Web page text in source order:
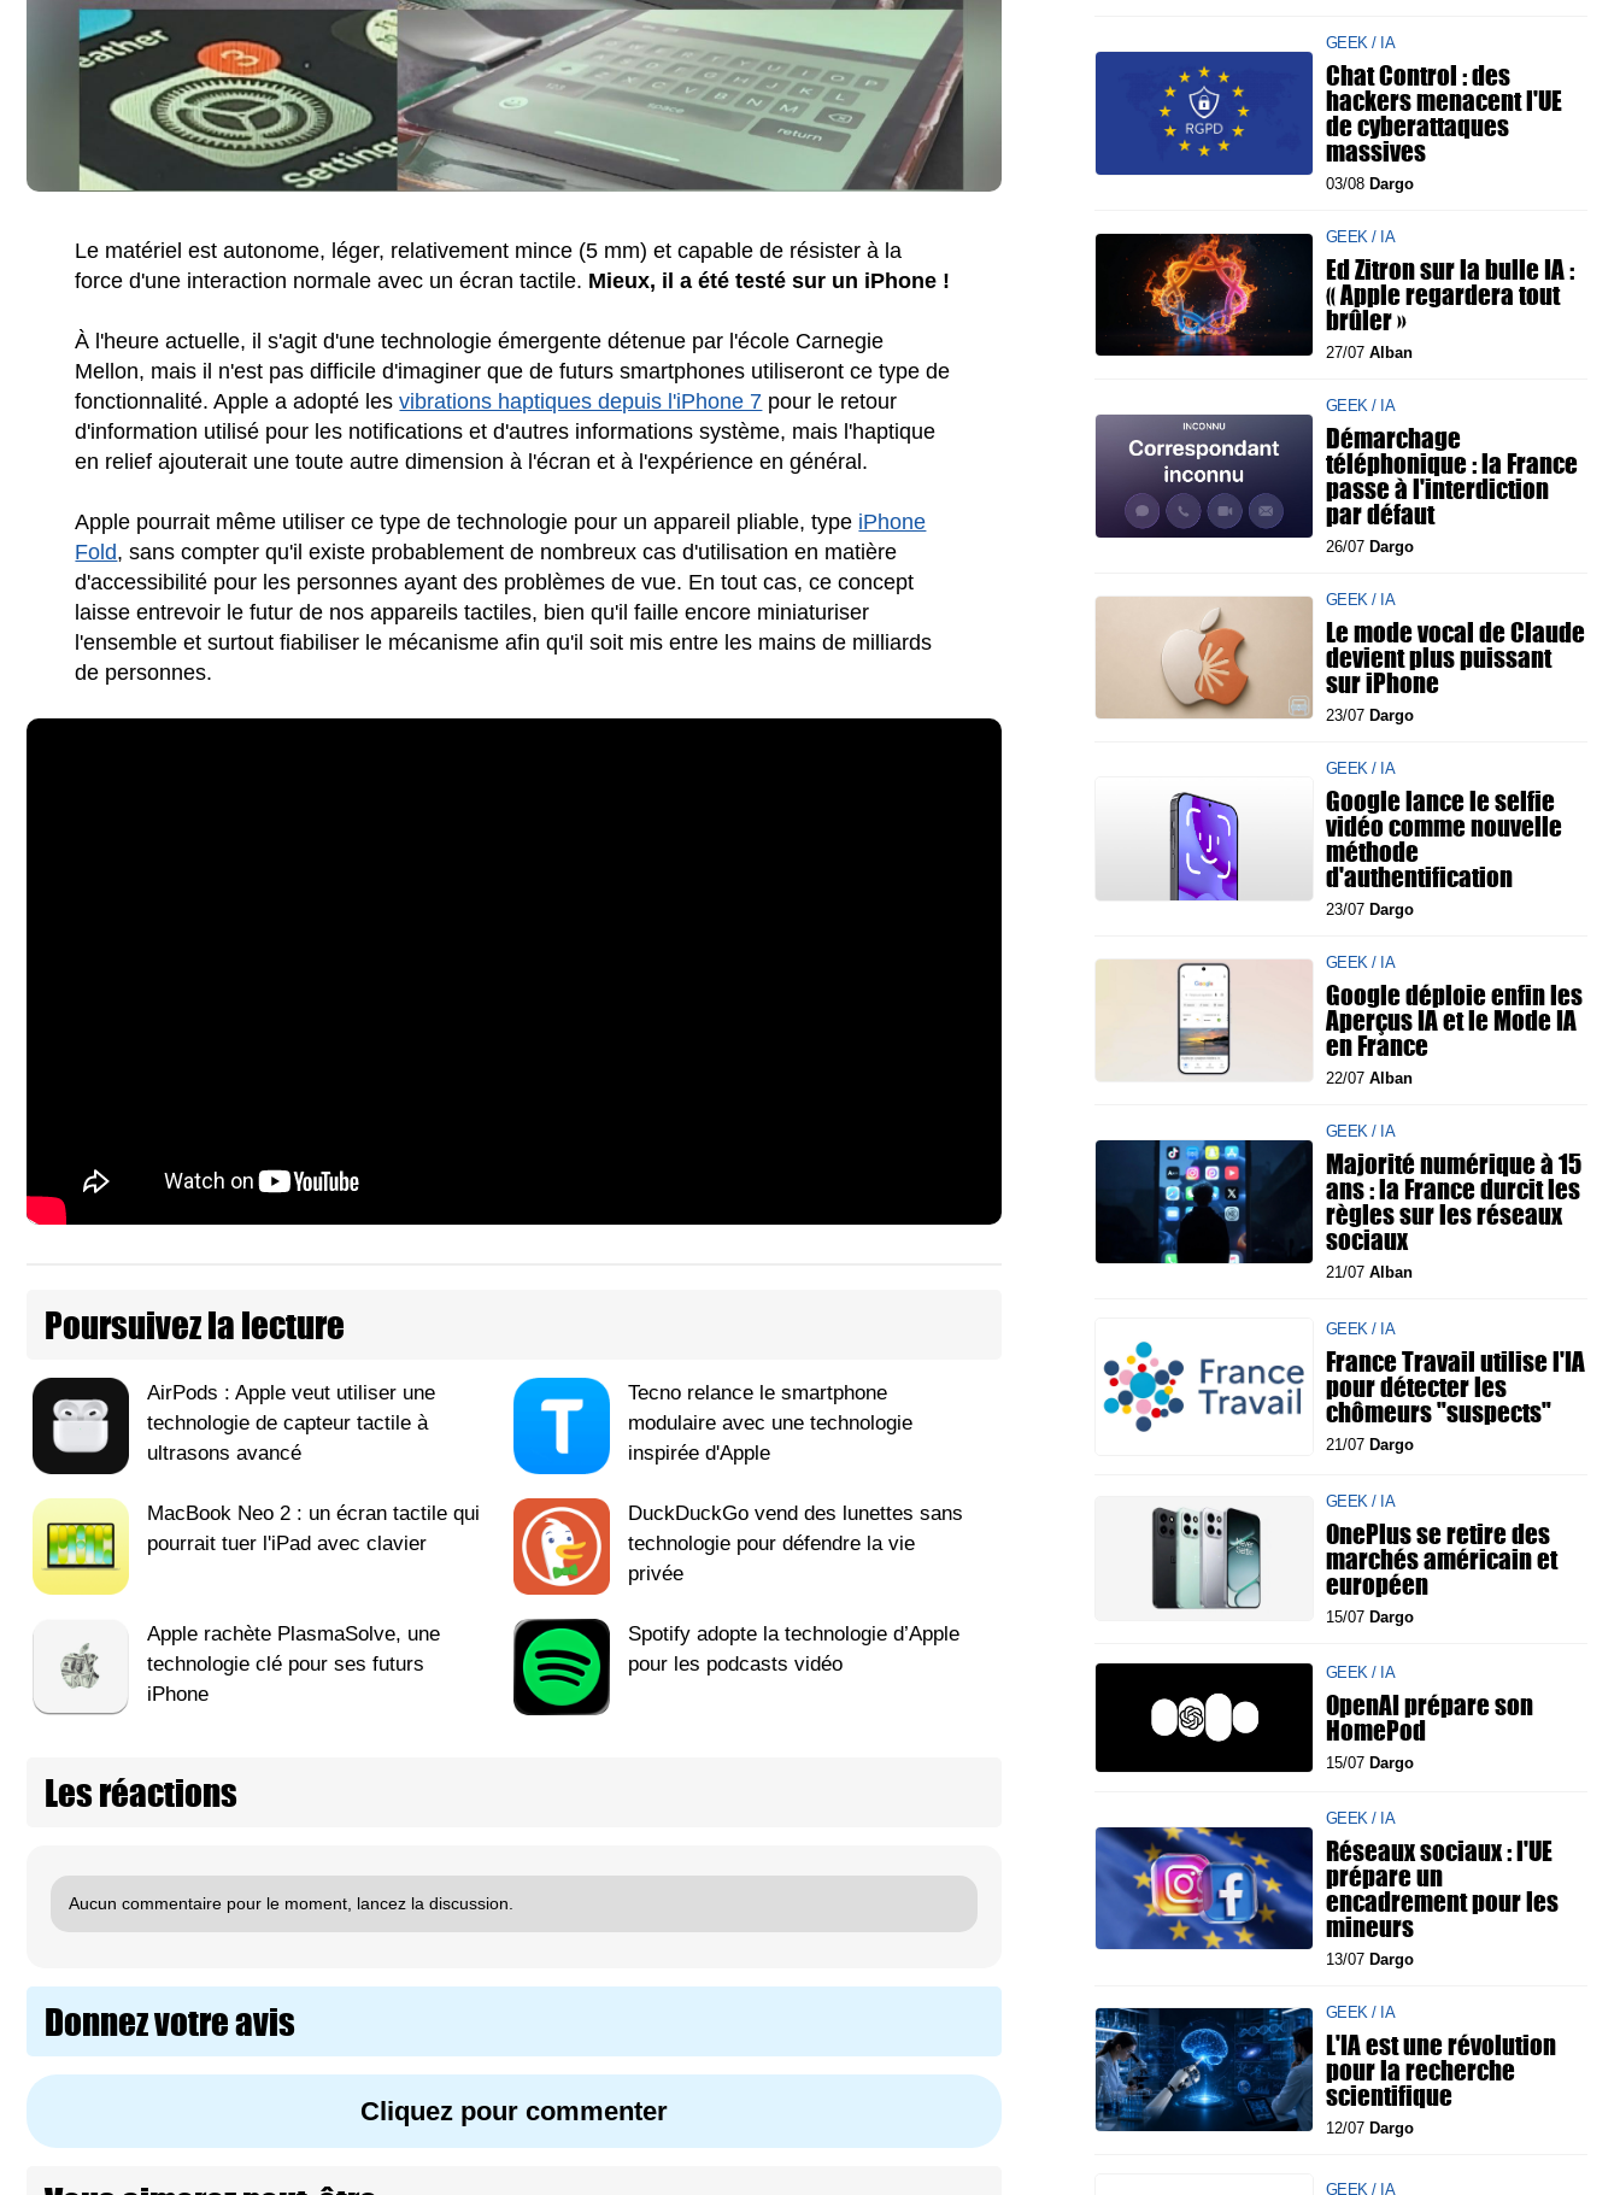
Le matériel est autonome, léger, relativement mince (5 mm) et capable de résister à la
force d'une interaction normale avec un écran tactile. Mieux, il a été testé sur un iPhone !
À l'heure actuelle, il s'agit d'une technologie émergente détenue par l'école Carnegie
Mellon, mais il n'est pas difficile d'imaginer que de futurs smartphones utiliseront ce type de
fonctionnalité. Apple a adopté lesvibrations haptiques depuis l'iPhone 7 pour le retour
d'information utilisé pour les notifications et d'autres informations système, mais l'haptique
en relief ajouterait une toute autre dimension à l'écran et à l'expérience en général.
Apple pourrait même utiliser ce type de technologie pour un appareil pliable, type iPhone
Fold, sans compter qu'il existe probablement de nombreux cas d'utilisation en matière
d'accessibilité pour les personnes ayant des problèmes de vue. En tout cas, ce concept
laisse entrevoir le futur de nos appareils tactiles, bien qu'il faille encore miniaturiser
l'ensemble et surtout fiabiliser le mécanisme afin qu'il soit mis entre les mains de milliards
de personnes.
Poursuivez la lecture
AirPods : Apple veut utiliser une
technologie de capteur tactile à
ultrasons avancé
Tecno relance le smartphone
modulaire avec une technologie
inspirée d'Apple
MacBook Neo 2 : un écran tactile qui
pourrait tuer l'iPad avec clavier
DuckDuckGo vend des lunettes sans
technologie pour défendre la vie
privée
Apple rachète PlasmaSolve, une
technologie clé pour ses futurs
iPhone
Spotify adopte la technologie d’Apple
pour les podcasts vidéo
Les réactions
Aucun commentaire pour le moment, lancez la discussion.
Donnez votre avis
Cliquez pour commenter
GEEK / IA
Chat Control : des
hackers menacent l'UE
de cyberattaques
massives
03/08 Dargo
GEEK / IA
Ed Zitron sur la bulle IA :
« Apple regardera tout
brûler »
27/07 Alban
GEEK / IA
Démarchage
téléphonique : la France
passe à l'interdiction
par défaut
26/07 Dargo
GEEK / IA
Le mode vocal de Claude
devient plus puissant
sur iPhone
23/07 Dargo
GEEK / IA
Google lance le selfie
vidéo comme nouvelle
méthode
d'authentification
23/07 Dargo
GEEK / IA
Google déploie enfin les
Aperçus IA et le Mode IA
en France
22/07 Alban
GEEK / IA
Majorité numérique à 15
ans : la France durcit les
règles sur les réseaux
sociaux
21/07 Alban
GEEK / IA
France Travail utilise l'IA
pour détecter les
chômeurs "suspects"
21/07 Dargo
GEEK / IA
OnePlus se retire des
marchés américain et
européen
15/07 Dargo
GEEK / IA
OpenAI prépare son
HomePod
15/07 Dargo
GEEK / IA
Réseaux sociaux : l'UE
prépare un
encadrement pour les
mineurs
13/07 Dargo
GEEK / IA
L'IA est une révolution
pour la recherche
scientifique
12/07 Dargo
GEEK / IA